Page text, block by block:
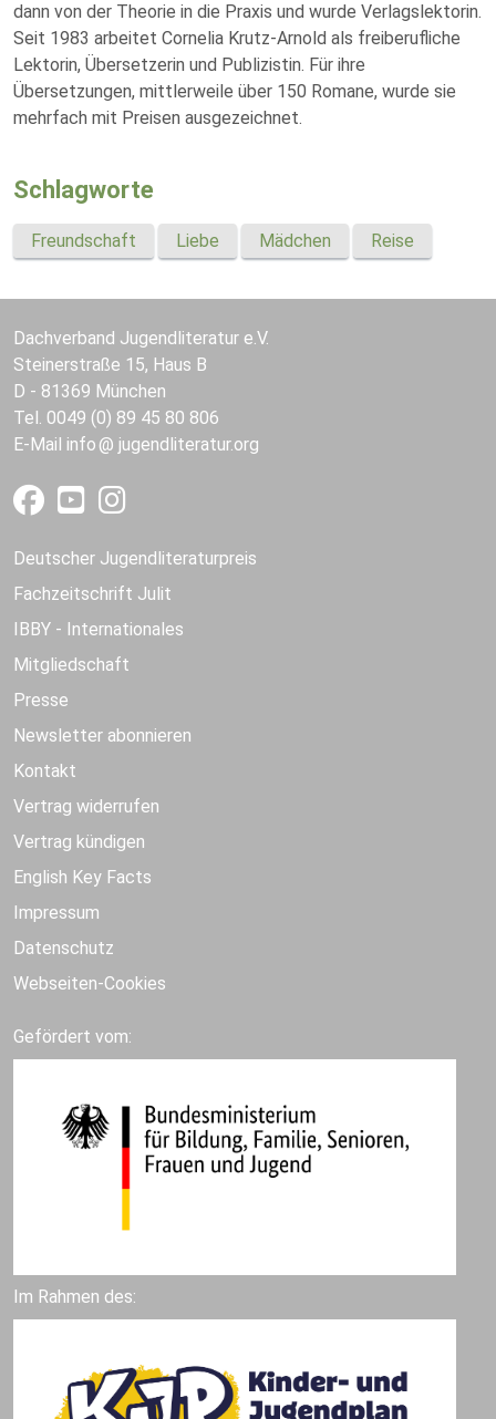
dann von der Theorie in die Praxis und wurde Verlagslektorin.
Seit 1983 arbeitet Cornelia Krutz-Arnold als freiberufliche
Lektorin, Übersetzerin und Publizistin. Für ihre
Übersetzungen, mittlerweile über 150 Romane, wurde sie
mehrfach mit Preisen ausgezeichnet.
Schlagworte
Freundschaft Liebe Mädchen Reise
Dachverband Jugendliteratur e.V.
Steinerstraße 15, Haus B
D - 81369 München
Tel. 0049 (0) 89 45 80 806
E-Mail info jugendliteratur.org
Deutscher Jugendliteraturpreis
Fachzeitschrift Julit
IBBY - Internationales
Mitgliedschaft
Presse
Newsletter abonnieren
Kontakt
Vertrag widerrufen
Vertrag kündigen
English Key Facts
Impressum
Datenschutz
Webseiten-Cookies
Gefördert vom:
Im Rahmen des: